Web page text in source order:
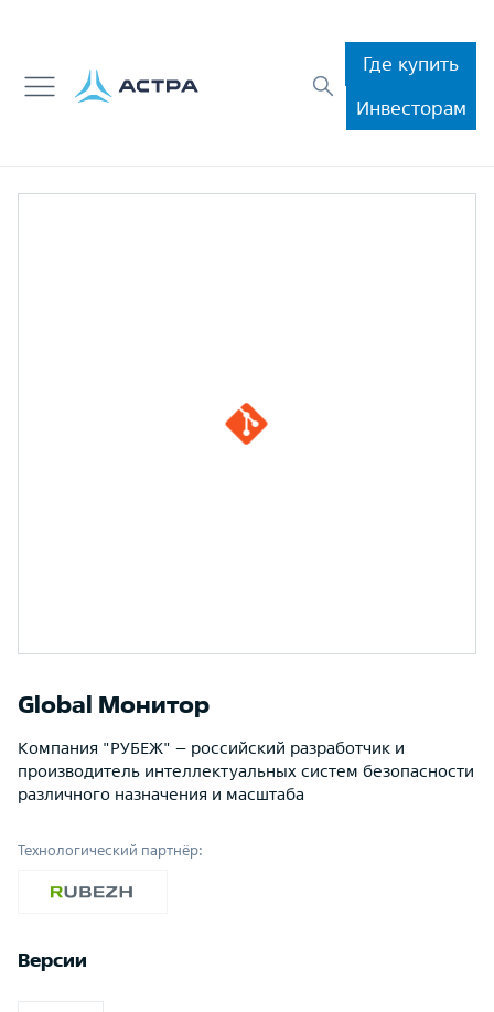
Где купить
Инвесторам
Global Монитор
Компания "РУБЕЖ" – российский разработчик и
производитель интеллектуальных систем безопасности
различного назначения и масштаба
Технологический партнёр:
Версии